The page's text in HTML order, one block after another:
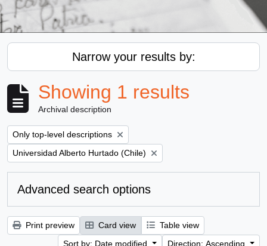
Narrow your results by:
Showing 1 results
Archival description
Remove filter:
Only top-level descriptions
Remove filter:
Universidad Alberto Hurtado (Chile)
Advanced search options
Print preview Card view
Table view
Sort by: Date modified
Direction: Ascending